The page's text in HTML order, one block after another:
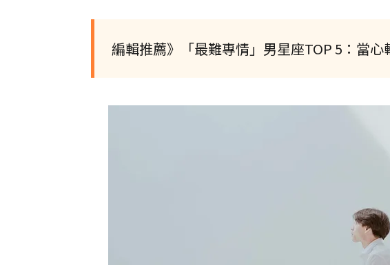
編輯推薦》「最難專情」男星座TOP 5：當心